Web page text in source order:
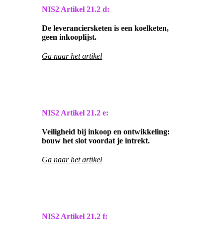
NIS2 Artikel21.2 d:
De leveranciersketen is een koelketen,
geen inkooplijst.
Ga naar het artikel
NIS2 Artikel21.2 e:
Veiligheid bij inkoop en ontwikkeling:
bouw het slot voordat je intrekt.
Ga naar het artikel
NIS2 Artikel21.2 f: